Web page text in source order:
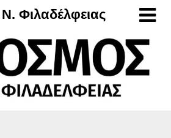
Φιλαδέλφειας